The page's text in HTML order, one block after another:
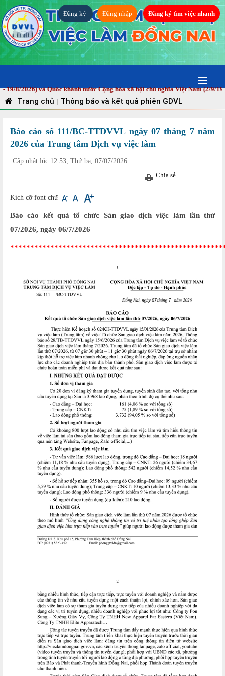
Đăng ký Đăng nhập Đăng ký tìm việc nhanh
và Quốc khánh nước Cộng hòa xã hội chủ nghĩa Việt Nam (2/9/1945 -
Trang chủ | Thông báo và kết quả phiên GDVL
Báo cáo số 111/BC-TTDVVL ngày 07 tháng 7 năm
2026 của Trung tâm Dịch vụ việc làm
Cập nhật lúc 12:53, Thứ ba, 07/07/2026
Chia sẻ
Kích cỡ font chữ
Báo cáo kết quả tổ chức Sàn giao dịch việc làm lần thứ
07/2026, ngày 06/7/2026